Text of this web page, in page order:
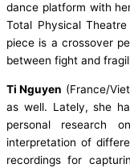
dance platform with
Total Physical Theatre
piece is a crossover
between fight and
Ti Nguyen (France/
as well. Lately, she
personal research
interpretation of
recordings for